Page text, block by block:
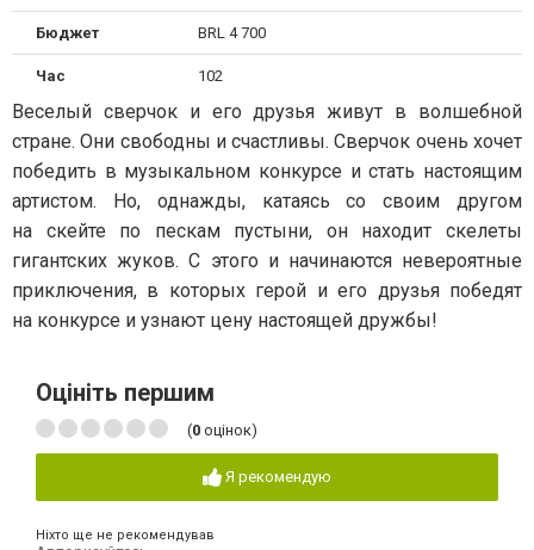
Бюджет BRL 4 700
Час 102
Веселый сверчок и его друзья живут в волшебной
стране. Они свободны и счастливы. Сверчок очень хочет
победить в музыкальном конкурсе и стать настоящим
артистом. Но, однажды, катаясь со своим другом
на скейте по пескам пустыни, он находит скелеты
гигантских жуков. С этого и начинаются невероятные
приключения, в которых герой и его друзья победят
на конкурсе и узнают цену настоящей дружбы!
Оцініть першим
(0 оцінок)
Я рекомендую
Ніхто ще не рекомендував